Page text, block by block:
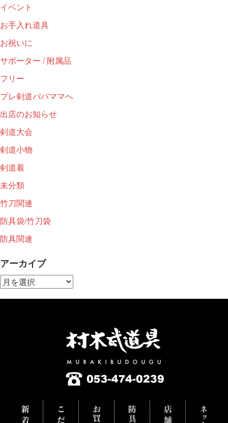
イベント
お手入れ道具
お祝いに
サポーター / 附属品
フリー
プレ剣道パパママへ
出店のお知らせ
剣道大会
剣道小物
剣道着
未分類
竹刀関連
防具袋/竹刀袋
防具関連
アーカイブ
ア